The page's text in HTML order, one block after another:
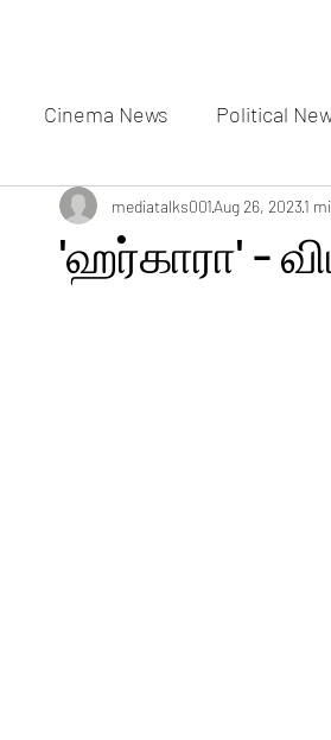
Cinema News Political
Movies Gallery Actress Gallery
'ஹர்காரா' -
mediatalks001Aug 26, 20231